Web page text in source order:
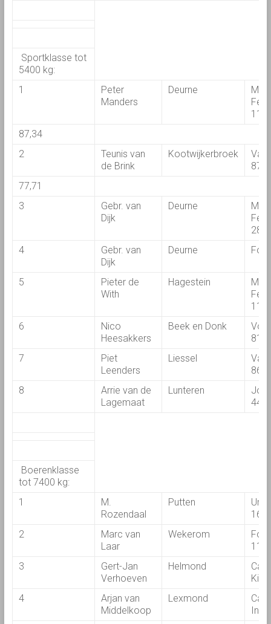
Sportklasse tot
5400 kg:
1
Peter
Manders
Deurne
87,34
2
Teunis van
de Brink
Kootwijkerbroek
77,71
3
Gebr. van
Dijk
Deurne
4
Gebr. van
Dijk
Deurne
5
Pieter de
With
Hagestein
6
Nico
Heesakkers
Beek en Donk
810
7
Piet
Leenders
Liessel
8
Arrie van de
Lagemaat
Lunteren
Boerenklasse
tot 7400 kg:
1
M.
Rozendaal
Putten
160
2
Marc van
Laar
Wekerom
3
Gert-Jan
Verhoeven
Helmond
4
Arjan van
Middelkoop
Lexmond